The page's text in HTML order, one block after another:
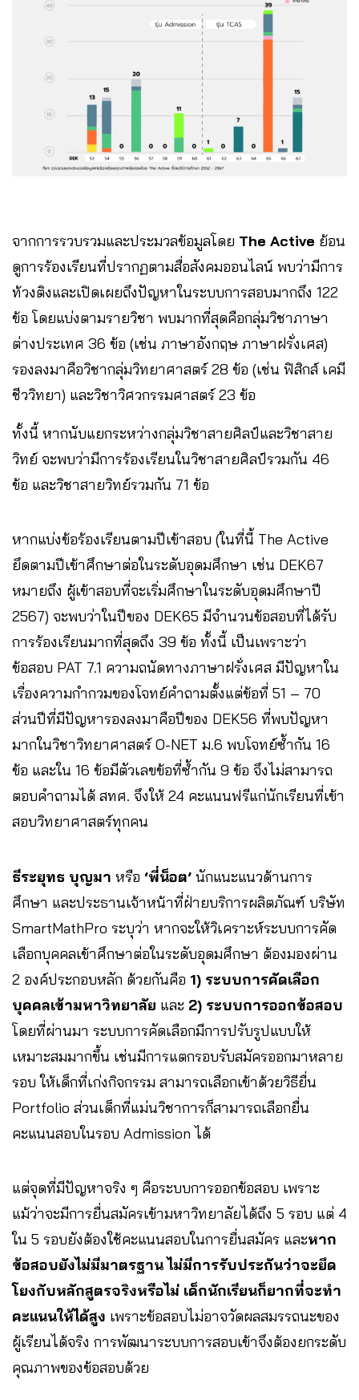
จากการรวบรวมและประมวลข้อมูลโดย The Active ย้อน
ดูการร้องเรียนที่ปรากฏตามสื่อสังคมออนไลน์ พบว่ามีการ
ท้วงติงและเปิดเผยถึงปัญหาในระบบการสอบมากถึง 122
ข้อ โดยแบ่งตามรายวิชา พบมากที่สุดคือกลุ่มวิชาภาษา
ต่างประเทศ 36 ข้อ (เช่น ภาษาอังกฤษ ภาษาฝรั่งเศส)
รองลงมาคือวิชากลุ่มวิทยาศาสตร์​ 28 ข้อ (เช่น ฟิสิกส์ เคมี
ชีววิทยา) และวิชาวิศวกรรมศาสตร์ 23 ข้อ
ทั้งนี้ หากนับแยกระหว่างกลุ่มวิชาสายศิลป์และวิชาสาย
วิทย์ จะพบว่ามีการร้องเรียนในวิชาสายศิลป์รวมกัน 46
ข้อ และวิชาสายวิทย์รวมกัน 71 ข้อ
หากแบ่งข้อร้องเรียนตามปีเข้าสอบ (ในที่นี้ The Active
ยึดตามปีเข้าศึกษาต่อในระดับอุดมศึกษา เช่น DEK67
หมายถึง ผู้เข้าสอบที่จะเริ่มศึกษาในระดับอุดมศึกษาปี
2567) จะพบว่าในปีของ DEK65 มีจำนวนข้อสอบที่ได้รับ
การร้องเรียนมากที่สุดถึง 39 ข้อ ทั้งนี้ เป็นเพราะว่า
ข้อสอบ PAT 7.1 ความถนัดทางภาษาฝรั่งเศส มีปัญหาใน
เรื่องความกำกวมของโจทย์คำถามตั้งแต่ข้อที่ 51 – 70
ส่วนปีที่มีปัญหารองลงมาคือปีของ DEK56 ที่พบปัญหา
มากในวิชาวิทยาศาสตร์ O-NET ม.6 พบโจทย์ซ้ำกัน 16
ข้อ และใน 16 ข้อมีตัวเลขข้อที่ซ้ำกัน 9 ข้อ จึงไม่สามารถ
ตอบคำถามได้ สทศ. จึงให้ 24 คะแนนฟรีแก่นักเรียนที่เข้า
สอบวิทยาศาสตร์ทุกคน
ธีระยุทธ บุญมา หรือ ‘พี่น็อต’ นักแนะแนวด้านการ
ศึกษา และประธานเจ้าหน้าที่ฝ่ายบริการผลิตภัณฑ์ บริษัท
SmartMathPro ระบุว่า หากจะให้วิเคราะห์ระบบการคัด
เลือกบุคคลเข้าศึกษาต่อในระดับอุดมศึกษา ต้องมองผ่าน
2 องค์ประกอบหลัก ด้วยกันคือ 1) ระบบการคัดเลือก
บุคคลเข้ามหาวิทยาลัย และ 2) ระบบการออกข้อสอบ
โดยที่ผ่านมา ระบบการคัดเลือกมีการปรับรูปแบบให้
เหมาะสมมากขึ้น เช่นมีการแตกรอบรับสมัครออกมาหลาย
รอบ ให้เด็กที่เก่งกิจกรรม สามารถเลือกเข้าด้วยวิธียื่น
Portfolio ส่วนเด็กที่แม่นวิชาการก็สามารถเลือกยื่น
คะแนนสอบในรอบ Admission ได้
แต่จุดที่มีปัญหาจริง ๆ คือระบบการออกข้อสอบ เพราะ
แม้ว่าจะมีการยื่นสมัครเข้ามหาวิทยาลัยได้ถึง 5 รอบ แต่ 4
ใน 5 รอบยังต้องใช้คะแนนสอบในการยื่นสมัคร และหาก
ข้อสอบยังไม่มีมาตรฐาน ไม่มีการรับประกันว่าจะยึด
โยงกับหลักสูตรจริงหรือไม่ เด็กนักเรียนก็ยากที่จะทำ
คะแนนให้ได้สูง เพราะข้อสอบไม่อาจวัดผลสมรรถนะของ
ผู้เรียนได้จริง การพัฒนาระบบการสอบเข้าจึงต้องยกระดับ
คุณภาพของข้อสอบด้วย